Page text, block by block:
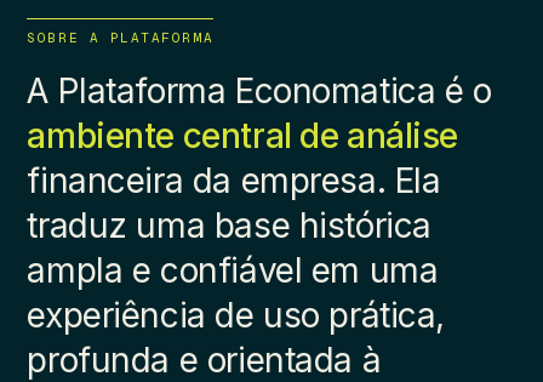
SOBRE A PLATAFORMA
A Plataforma Economatica é o
ambiente central de análise
financeira da empresa. Ela
traduz uma base histórica
ampla e confiável em uma
experiência de uso prática,
profunda e orientada à